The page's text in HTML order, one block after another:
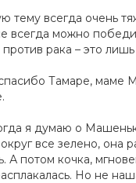
тему всегда очень
всегда можно
рака – это
Тамаре, маме
я думаю о
все зелено,
А потом кочка,
Но не